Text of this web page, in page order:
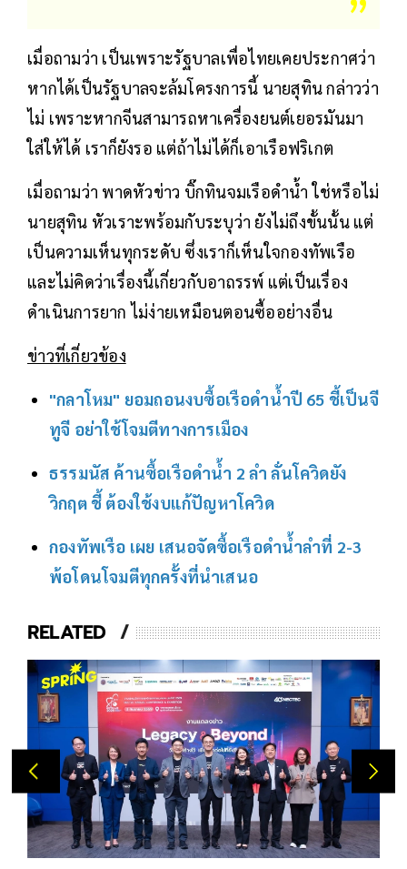
เมื่อถามว่า เป็นเพราะรัฐบาลเพื่อไทยเคยประกาศว่า
หากได้เป็นรัฐบาลจะล้มโครงการนี้ นายสุทิน กล่าวว่า
ไม่ เพราะหากจีนสามารถหาเครื่องยนต์เยอรมันมา
ใส่ให้ได้ เราก็ยังรอ แต่ถ้าไม่ได้ก็เอาเรือฟริเกต
เมื่อถามว่า พาดหัวข่าว บิ๊กทินจมเรือดำน้ำ ใช่หรือไม่
นายสุทิน หัวเราะพร้อมกับระบุว่า ยังไม่ถึงขั้นนั้น แต่
เป็นความเห็นทุกระดับ ซึ่งเราก็เห็นใจกองทัพเรือ
และไม่คิดว่าเรื่องนี้เกี่ยวกับอาถรรพ์ แต่เป็นเรื่อง
ดำเนินการยาก ไม่ง่ายเหมือนตอนซื้ออย่างอื่น
ข่าวที่เกี่ยวข้อง
"กลาโหม" ยอมถอนงบซื้อเรือดำน้ำปี 65 ชี้เป็นจี
ทูจี อย่าใช้โจมตีทางการเมือง
ธรรมนัส ค้านซื้อเรือดำน้ำ 2 ลำ ลั่นโควิดยัง
วิกฤต ชี้ ต้องใช้งบแก้ปัญหาโควิด
กองทัพเรือ เผย เสนอจัดซื้อเรือดำน้ำลำที่ 2-3
พ้อโดนโจมตีทุกครั้งที่นำเสนอ
RELATED